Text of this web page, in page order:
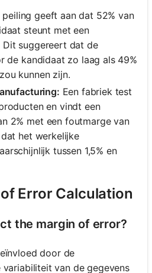
peiling geeft aan dat 52% van
steunt met een
suggereert dat de
de kandidaat zo laag als 49%
kunnen zijn.
Een fabriek test
en vindt een
2% met een foutmarge van
het werkelijke
tussen 1,5% en
Error Calculation
the margin of error?
door de
van de gegevens